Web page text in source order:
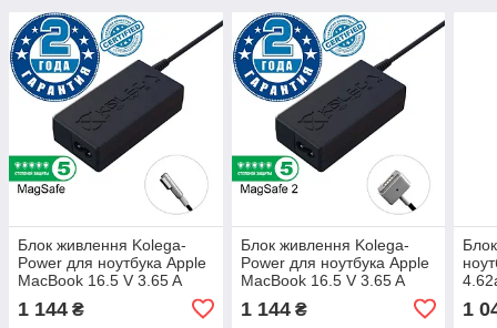
Блок живлення Kolega-
Power для ноутбука Apple
MacBook 16.5 V 3.65 A
60W MagSafe (Гарантія 24
міс)
1 144 ₴
Блок живлення Kolega-
Power для ноутбука Apple
MacBook 16.5 V 3.65 A
60W MagSafe 2 (Гарантія
24 міс)
1 144₴ 1